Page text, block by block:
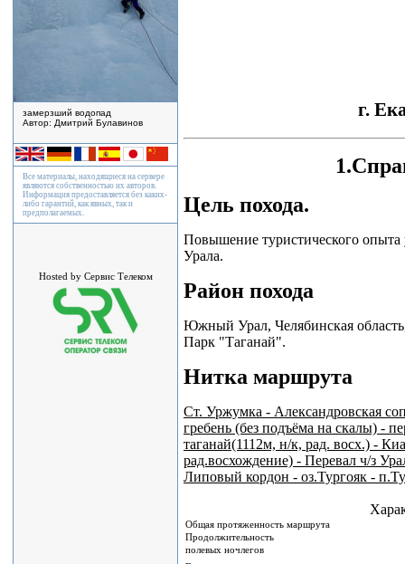
замерзший водопад
Автор: Дмитрий Булавинов
Все материалы, находящиеся на сервере
являются собственностью их авторов.
Информация предоставляется без каких-
либо гарантий, как явных, так и
предполагаемых.
Hosted by Сервис Телеком
г.
Цель похода.
Повышение туристического
Урала.
Район похода
Южный Урал, Челябинская
Парк "Таганай".
Нитка маршрута
Ст. Уржумка - Александровская
гребень (без подъёма на скалы) -
таганай(1112м, н/к, рад. восх.) -
рад.восхождение) - Перевал ч/з
Липовый кордон - оз.Тургояк -
Общая протяженность маршрута
Продолжительность
полевых ночлегов